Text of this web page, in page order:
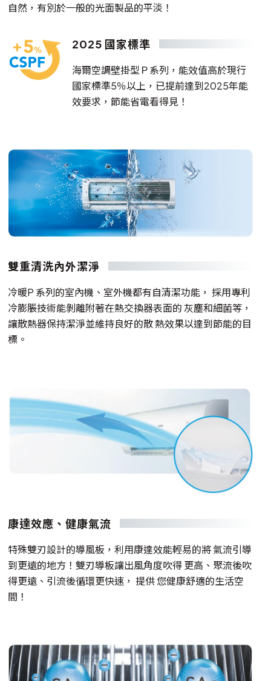
自然，有別於一般的光面製品的平淡！
2025 國家標準
海爾空調壁掛型Ｐ系列，能效值高於現行
國家標準5％以上，已提前達到2025年能
效要求，節能省電看得見！
雙重清洗內外潔淨
冷暖P 系列的室內機、室外機都有自清潔功能， 採用專利
冷膨脹技術能剝離附著在熱交換器表面的 灰塵和細菌等，
讓散熱器保持潔淨並維持良好的散 熱效果以達到節能的目
標。
康達效應、健康氣流
特殊雙刃設計的導風板，利用康達效能輕易的將 氣流引導
到更遠的地方！雙刃導板讓出風角度吹得 更高、聚流後吹
得更遠、引流後循環更快速， 提供 您健康舒適的生活空
間！